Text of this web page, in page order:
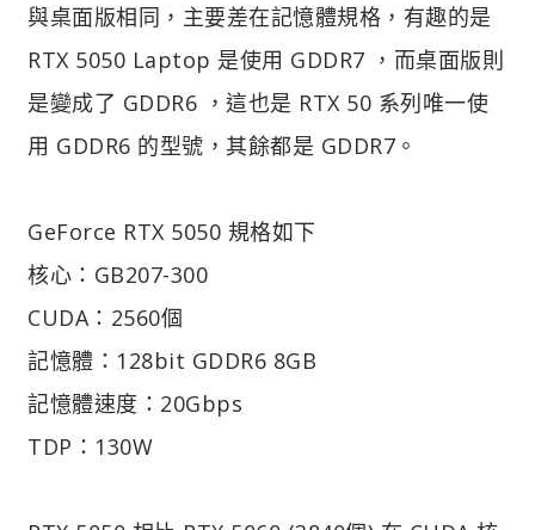
與桌面版相同，主要差在記憶體規格，有趣的是
RTX 5050 Laptop 是使用 GDDR7 ，而桌面版則
是變成了 GDDR6 ，這也是 RTX 50 系列唯一使
用 GDDR6 的型號，其餘都是 GDDR7。
GeForce RTX 5050 規格如下
核心：GB207-300
CUDA：2560個
記憶體：128bit GDDR6 8GB
記憶體速度：20Gbps
TDP：130W